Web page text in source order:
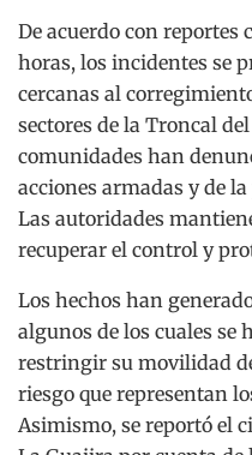
De acuerdo con reportes
horas, los incidentes se
cercanas al
sectores de la Troncal
comunidades han
acciones armadas y de
Las autoridades
recuperar el control y
Los hechos han
algunos de los cuales se
restringir su movilidad
riesgo que representan
Asimismo, se reportó el